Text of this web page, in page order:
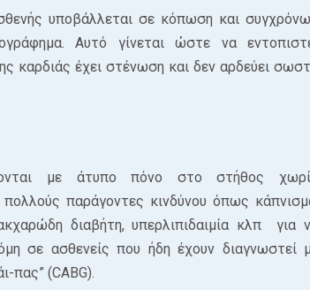
υποβάλλεται σε κόπωση και
Αυτό γίνεται ώστε να
καρδιάς έχει στένωση και δεν αρδεύει
με άτυπο πόνο στο στήθος
παράγοντες κινδύνου όπως
διαβήτη, υπερλιπιδαιμία κλπ για
σε ασθενείς που ήδη έχουν διαγνωστεί
πας” (CABG).